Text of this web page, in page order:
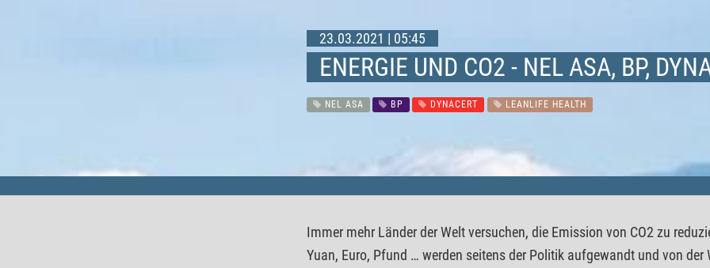
23.03.2021 | 05:45
ENERGIE UND CO2 - NEL ASA, BP,
NEL ASA BP DYNACERT LEANLIFE HEALTH
Immer mehr Länder der Welt versuchen, die Emission von CO2 zu
Yuan, Euro, Pfund … werden seitens der Politik aufgewandt und von